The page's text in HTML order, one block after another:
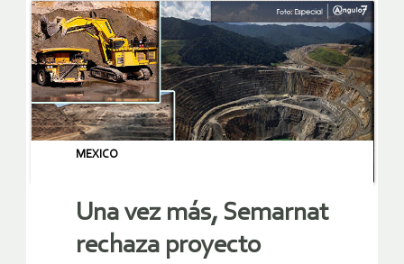
MEXICO
Una vez más, Semarnat
rechaza proyecto